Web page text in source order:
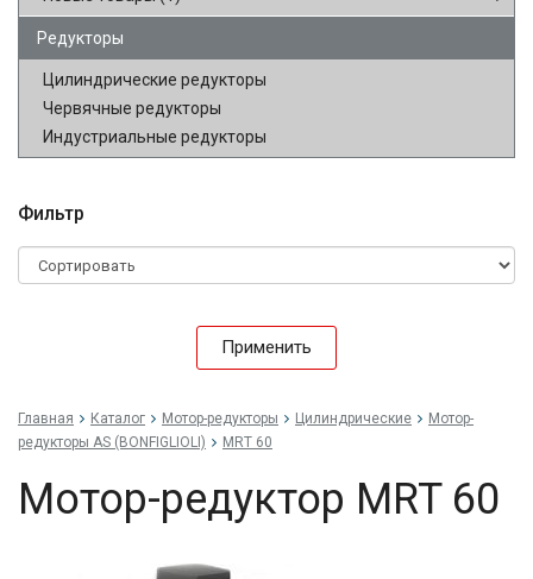
Редукторы
Цилиндрические редукторы
Червячные редукторы
Индустриальные редукторы
Фильтр
Применить
Главная Каталог Мотор-редукторы Цилиндрические
Мотор-
редукторы AS (BONFIGLIOLI)
MRT 60
Мотор-редуктор MRT 60